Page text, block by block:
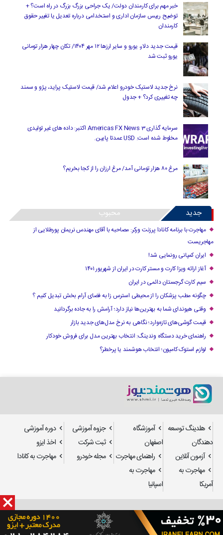
خبر مهم برای کارمندان دولت/ یک جراحی بزرگ بزرگ در راه است؟ +
توضیح رییس سازمان اداری و استخدامی درباره تعدیل یا تغییر حقوق
کارمندان
قیمت جدید دلار، یورو و سایر ارزها ۱۲ مهر ۱۴۰۴/ تکان چهار هزار تومانی
یورو ثبت شد
نرخ جدید لاستیک خودرو اعلام شد/ قیمت لاستیک پراید، پژو و سمند
چه تغییری کرد؟ + جدول
سرمایه گذاری Americas FX News 3 اکتبر: داده های غیر تولیدی
مخلوط شده است. USD عمدتا پایین.
مرغ ۸۰ هزار تومانی آمد/ مرغ ارزان را از کجا بخریم؟
جدید محبوب
مهاجرت با برنامه کانادا پرزنت ورکر: مصاحبه با آقای مهندس نریمان پورطلایی از
مهاجریست
ایران کمپانی رونمایی شد!
آغاز ارائه ویزا کارت و مستر کارت در ایران از شهریور ۱۴۰۱
سیم کارت گرجستان دائمی در ایران
چگونه مطب پزشکان را از محیطی استرس زا به فضای آرام بخش تبدیل کنیم ؟
وقتی هیوندای شما به بهترین‌ها نیاز دارد؛ آرامش را به جاده برگردانید
قیمت گوشی‌های تازه‌وارد؛ نگاهی به نرخ مدل‌های جدید بازار
راهنمای خرید دستگاه وندینگ: انتخاب بهترین مدل برای فروش خودکار
لوازم استوک کامیون؛ انتخاب هوشمند یا پرخطر؟
هلدینگ توسعه
دهندگان
آموزشگاه
اصفهان
جزوه آموزشی
دوره آموزشی
ثبت شرکت
اخذ ایزو
آزمون آنلاین
راهنمای مهاجرت مجله خودرو
مهاجرت به کانادا
مهاجرت به
آمریکا
مهاجرت به
اسپانیا
طراحی سایتوسئو: استدیو تدسا